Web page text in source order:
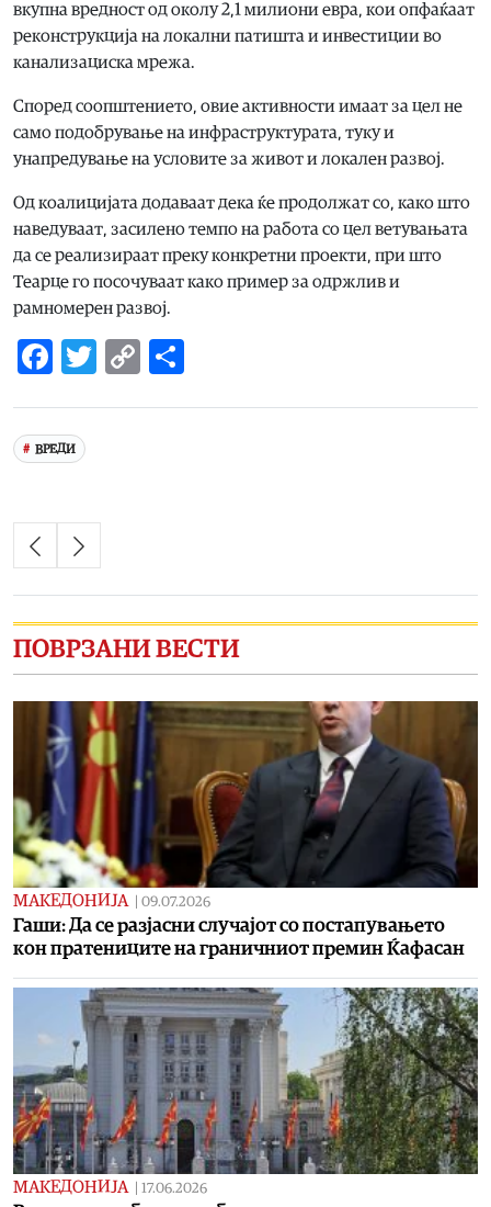
вкупна вредност од околу 2,1 милиони евра, кои опфаќаат
реконструкција на локални патишта и инвестиции во
канализациска мрежа.
Според соопштението, овие активности имаат за цел не
само подобрување на инфраструктурата, туку и
унапредување на условите за живот и локален развој.
Од коалицијата додаваат дека ќе продолжат со, како што
наведуваат, засилено темпо на работа со цел ветувањата
да се реализираат преку конкретни проекти, при што
Теарце го посочуваат како пример за одржлив и
рамномерен развој.
Facebook
Twitter
Copy
ВРЕДИ
ПОВРЗАНИ ВЕСТИ
МАКЕДОНИЈА 09.07.2026
Гаши: Да се разјасни случајот со постапувањето
кон пратениците на граничниот премин Ќафасан
МАКЕДОНИЈА 17.06.2026